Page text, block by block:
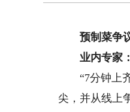
预制菜争议
业内专家：
“7分钟上齐
尖，并从线上